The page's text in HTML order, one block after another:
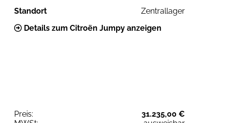
Standort
Zentrallager
Details zum Citroën Jumpy anzeigen
Preis:
31.235,00 €